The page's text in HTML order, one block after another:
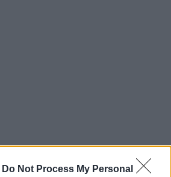
Do Not Process My Personal